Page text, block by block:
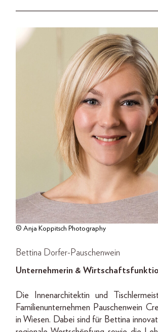
© Anja Koppitsch Photography
Bettina Dorfer-Pauschenwein
Unternehmerin &
Die Innenarchitektin und
Familienunternehmen Pauschenwein
in Wiesen. Dabei sind für Bettina